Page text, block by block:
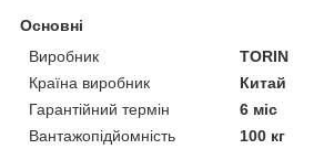
Основні
Виробник
TORIN
Країна виробник
Китай
Гарантійний термін
6 міс
Вантажопідйомність
100 кг